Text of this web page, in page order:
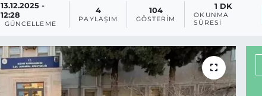
13.12.2025 -
12:28
GÜNCELLEME
4
PAYLAŞIM
104
GÖSTERIM
1 DK
OKUNMA
SÜRESI